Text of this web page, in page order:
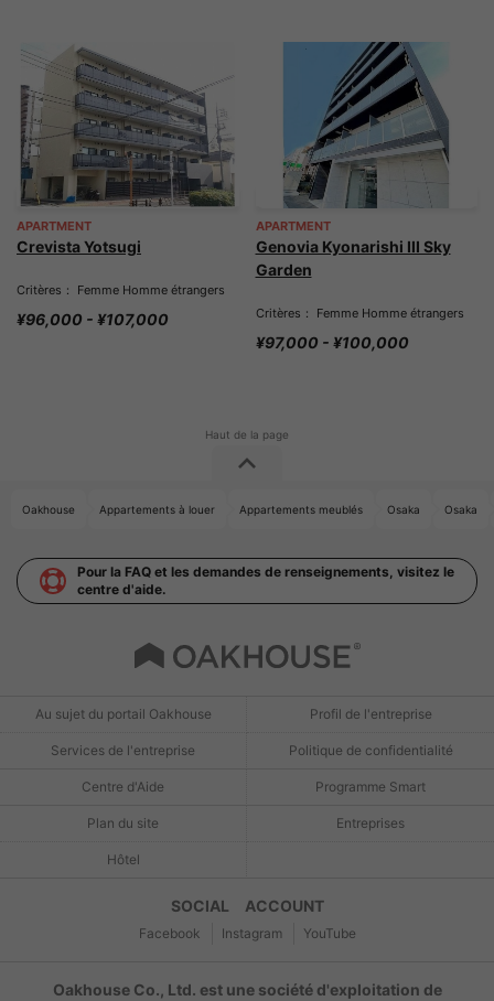
APARTMENT
Crevista Yotsugi
Critères： Femme Homme étrangers
¥96,000 - ¥107,000
APARTMENT
Genovia Kyonarishi III Sky
Garden
Critères： Femme Homme étrangers
¥97,000 - ¥100,000
Oakhouse Appartements à louer Appartements meublés Osaka Osaka
Pour la FAQ et les demandes de renseignements, visitez le
centre d'aide.
Au sujet du portail Oakhouse Profil de l'entreprise
Services de l'entreprise Politique de confidentialité
Centre d'Aide Programme Smart
Plan du site Entreprises
Hôtel
SOCIAL ACCOUNT
Facebook Instagram YouTube
Oakhouse Co., Ltd. est une société d'exploitation de